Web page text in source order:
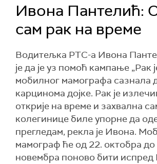
Ивона Пантелић:
сам рак на време
Водитељка РТС-а Ивона
је да је уз помоћ кампање „Рак
мобилног мамографа сазнала
карцинома дојке. Рак је
открије на време и захвална
колегинице биле упорне да
прегледам, рекла је Ивона.
мамограф ће од 22. октобра до
новембра поново бити испред